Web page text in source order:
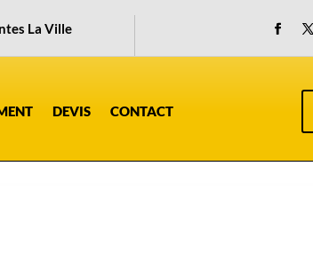
La Ville
DEVIS CONTACT